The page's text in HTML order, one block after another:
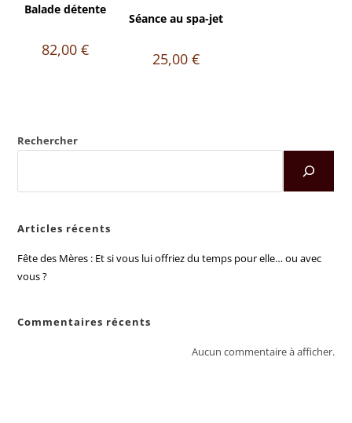
Balade détente
82,00 €
Séance au spa-jet
25,00 €
Rechercher
Articles récents
Fête des Mères : Et si vous lui offriez du temps pour elle… ou avec
vous ?
Commentaires récents
Aucun commentaire à afficher.